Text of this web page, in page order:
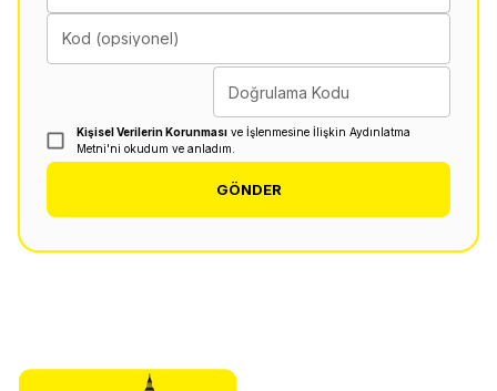
Kod (opsiyonel)
Doğrulama Kodu
Kişisel Verilerin Korunması ve İşlenmesine İlişkin Aydınlatma
Metni'ni okudum ve anladım.
GÖNDER